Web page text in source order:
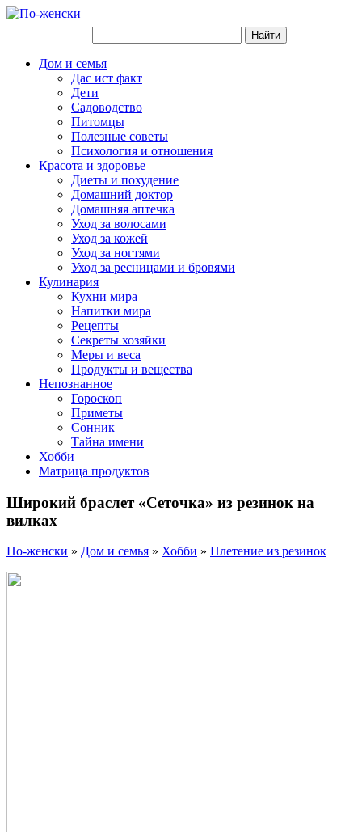
Дом и семья
Дас ист факт
Дети
Садоводство
Питомцы
Полезные советы
Психология и отношения
Красота и здоровье
Диеты и похудение
Домашний доктор
Домашняя аптечка
Уход за волосами
Уход за кожей
Уход за ногтями
Уход за ресницами и бровями
Кулинария
Кухни мира
Напитки мира
Рецепты
Секреты хозяйки
Меры и веса
Продукты и вещества
Непознанное
Гороскоп
Приметы
Сонник
Тайна имени
Хобби
Матрица продуктов
Широкий браслет «Сеточка» из резинок на
вилках
По-женски » Дом и семья » Хобби » Плетение из резинок